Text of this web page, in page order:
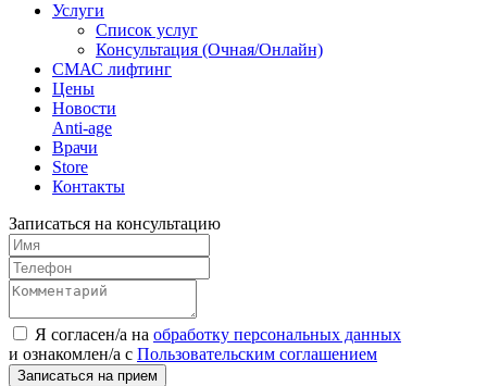
Услуги
Список услуг
Консультация (Очная/Онлайн)
СМАС лифтинг
Цены
Новости
Anti-age
Врачи
Store
Контакты
Записаться на консультацию
Я согласен/а на обработку персональных данных
и ознакомлен/а с Пользовательским соглашением
Записаться на прием